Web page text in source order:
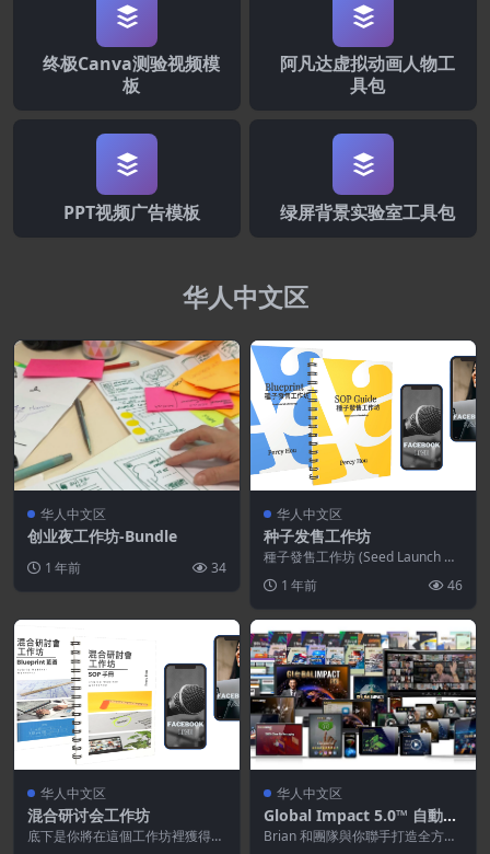
终极Canva测验视频模
板
阿凡达虚拟动画人物工
具包
PPT视频广告模板 绿屏背景实验室工具包
华人中文区
华人中文区
创业夜工作坊-Bundle
1 年前 34
华人中文区
种子发售工作坊
種子發售工作坊 (Seed Launch W
1 年前 46
华人中文区
混合研讨会工作坊
底下是你將在這個工作坊裡獲得
华人中文区
Global Impact 5.0™ 自動吸
客引擎
Brian 和團隊與你聯手打造全方位